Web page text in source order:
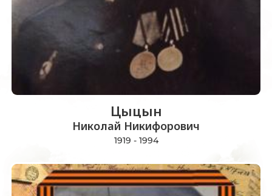
Цыцын
Николай Никифорович
1919 - 1994